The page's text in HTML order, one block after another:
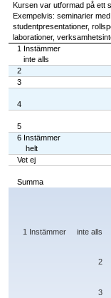
Kursen var utformad på ett
Exempelvis: seminarier
studentpresentationer,
laborationer,
1 Instämmer
inte alls
2
3
4
5
6 Instämmer
helt
Vet ej
Summa
Chart
The chart has 1 X axis
The chart has 1 Y axis
3
2
1 Instämmer inte alls